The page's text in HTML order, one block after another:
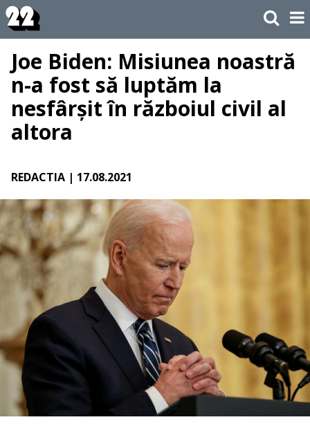
Joe Biden: Misiunea noastră
n-a fost să luptăm la
nesfârșit în războiul civil al
altora
REDACTIA | 17.08.2021